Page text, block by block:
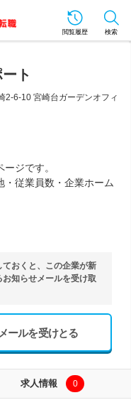
閲覧履歴 検索
ト
2-6-10 宮崎台ガーデンオフィ
ジです。
・従業員数・企業ホーム
おくと、この企業が新
知らせメールを受け取
ールを受けとる
求人情報 0